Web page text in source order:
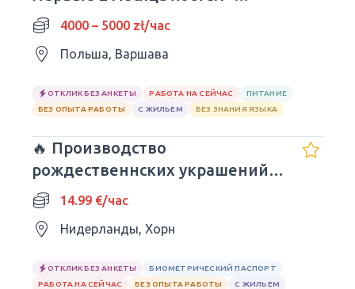
БЕСПЛАТНЫЕ
4000 – 5000 zł/час
Польша, Варшава
ОТКЛИК БЕЗ АНКЕТЫ РАБОТА НА СЕЙЧАС
ПИТАНИЕ
БЕЗ ОПЫТА РАБОТЫ
С ЖИЛЬЕМ БЕЗ ЗНАНИЯ ЯЗЫКА
🔥 Производство
рождественнских украшений и
икебан14.99 €/час
Нидерланды, Хорн
ОТКЛИК БЕЗ АНКЕТЫ
БИОМЕТРИЧЕСКИЙ ПАСПОРТ
РАБОТА НА СЕЙЧАС
БЕЗ ОПЫТА РАБОТЫ
С ЖИЛЬЕМ